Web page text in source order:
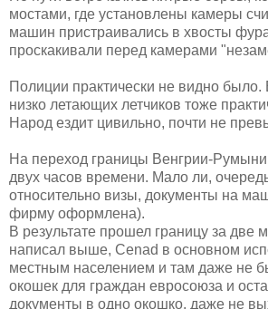
мостами, где установлены камеры
машин пристраивались в хвосты
проскакивали перед камерами
Полиции практически не видно было.
низко летающих летчиков тоже
Народ ездит цивильно, почти не
На переход границы Венгрии-
двух часов времени. Мало ли,
относительно визы, документы на
фирму оформлена).
В результате прошел границу за две
написал выше, Cenad в основном
местным населением и там даже не
окошек для граждан евросоюза и
документы в одно окошко, даже не